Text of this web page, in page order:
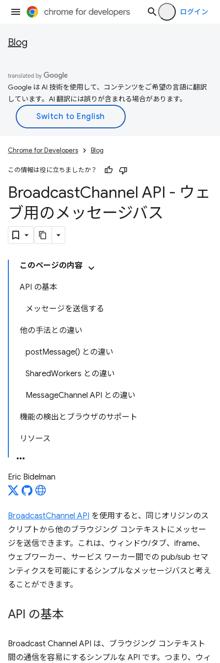
ログイン
Blog
Google は AI 技術を使用して、コンテンツをご希望の言語に翻訳
しています。AI 翻訳には誤りが含まれる場合があります。
Chrome for Developers Blog
この情報は役に立ちましたか？
BroadcastChannel API - ウェ
ブ用のメッセージバス
このページの内容
API の基本
メッセージを送信する
他の手法との違い
postMessage() との違い
SharedWorkers との違い
MessageChannel API との違い
機能の検出とブラウザのサポート
リソース
Eric Bidelman
BroadcastChannel API を使用すると、同じオリジンのス
クリプトから他のブラウジング コンテキストにメッセー
ジを送信できます。これは、ウィンドウ/タブ、iframe、
ウェブワーカー、サービス ワーカー間での pub/sub セマ
ンティクスを可能にするシンプルなメッセージバスと考え
ることができます。
API の基本
Broadcast Channel API は、ブラウジング コンテキスト
間の通信を容易にするシンプルな API です。つまり、ウィ